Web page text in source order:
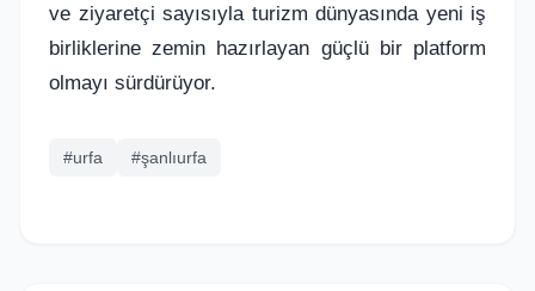
ve ziyaretçi sayısıyla turizm dünyasında yeni iş
birliklerine zemin hazırlayan güçlü bir platform
olmayı sürdürüyor.
#urfa #şanlıurfa